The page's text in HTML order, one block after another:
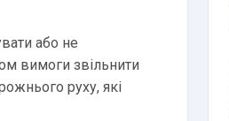
або не
вимоги звільнити
руху, які